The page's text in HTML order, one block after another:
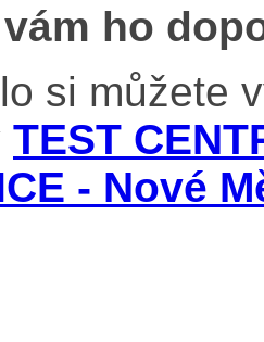
ho
si můžete
TEST
- Nové